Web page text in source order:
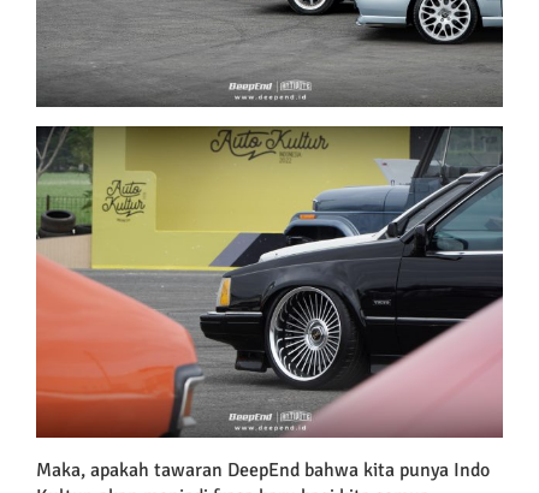
Maka, apakah tawaran DeepEnd bahwa kita punya Indo